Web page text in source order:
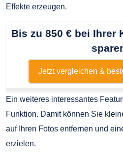
Effekte erzeugen.
Bis zu 850 € bei Ihrer
Jetzt vergleichen &
Ein weiteres interessantes
Funktion. Damit können Sie
auf Ihren Fotos entfernen und
erzielen.